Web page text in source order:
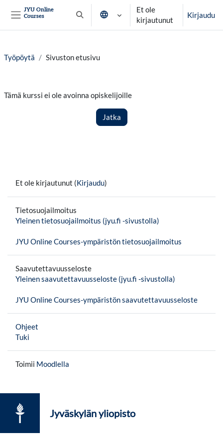
JYU Online
Courses
Vaihda hakusyöttöä
Et ole
kirjautunut
Kirjaudu
Työpöytä Sivuston etusivu
Tämä kurssi ei ole avoinna opiskelijoille
Jatka
Et ole kirjautunut (Kirjaudu)
Tietosuojailmoitus
Yleinen tietosuojailmoitus (jyu.fi -sivustolla)
JYU Online Courses-ympäristön tietosuojailmoitus
Saavutettavuusseloste
Yleinen saavutettavuusseloste (jyu.fi -sivustolla)
JYU Online Courses-ympäristön saavutettavuusseloste
Ohjeet
Tuki
Toimii Moodlella
Jyväskylän yliopisto